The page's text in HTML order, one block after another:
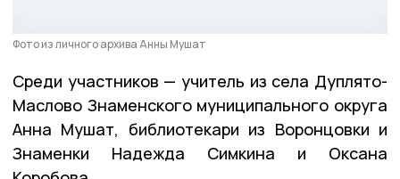
Фото из личного архива Анны Мушат
Среди участников — учитель из села Дуплято-
Маслово Знаменского муниципального округа
Анна Мушат, библиотекари из Воронцовки и
Знаменки Надежда Симкина и Оксана